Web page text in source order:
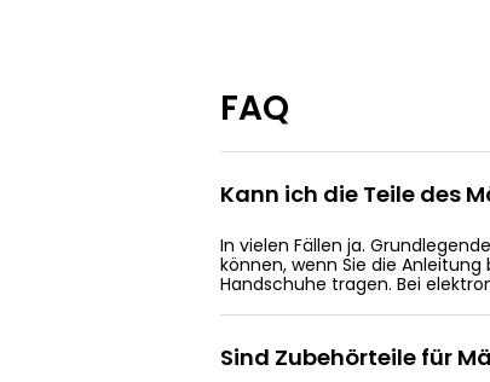
FAQ
Kann ich die Teile des
In vielen Fällen ja.
können, wenn Sie die
Handschuhe tragen. Bei
Sind Zubehörteile für